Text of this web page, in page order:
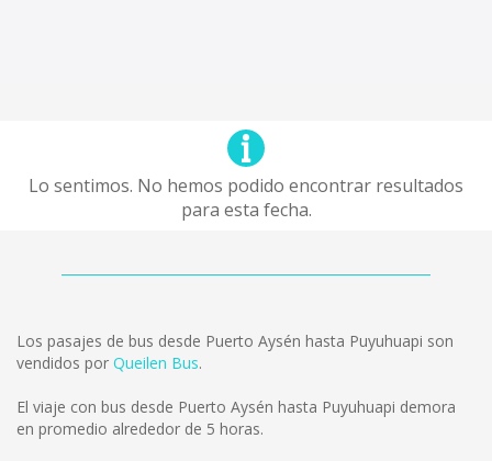
Lo sentimos. No hemos podido encontrar resultados
para esta fecha.
Los pasajes de bus desde Puerto Aysén hasta Puyuhuapi son
vendidos por Queilen Bus.
El viaje con bus desde Puerto Aysén hasta Puyuhuapi demora
en promedio alrededor de 5 horas.